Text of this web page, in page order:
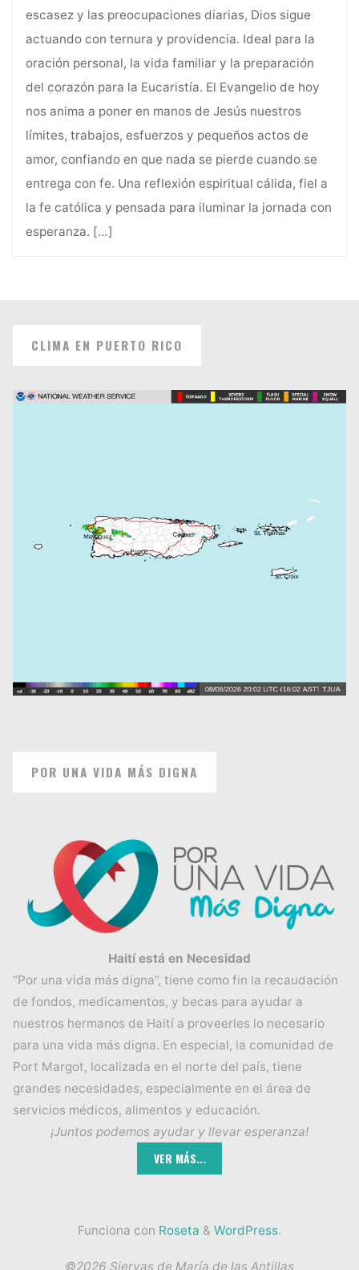
escasez y las preocupaciones diarias, Dios sigue
actuando con ternura y providencia. Ideal para la
oración personal, la vida familiar y la preparación
del corazón para la Eucaristía. El Evangelio de hoy
nos anima a poner en manos de Jesús nuestros
límites, trabajos, esfuerzos y pequeños actos de
amor, confiando en que nada se pierde cuando se
entrega con fe. Una reflexión espiritual cálida, fiel a
la fe católica y pensada para iluminar la jornada con
esperanza. […]
CLIMA EN PUERTO RICO
POR UNA VIDA MÁS DIGNA
Haití está en Necesidad
“Por una vida más digna”, tiene como fin la recaudación
de fondos, medicamentos, y becas para ayudar a
nuestros hermanos de Haití a proveerles lo necesario
para una vida más digna. En especial, la comunidad de
Port Margot, localizada en el norte del país, tiene
grandes necesidades, especialmente en el área de
servicios médicos, alimentos y educación.
¡Juntos podemos ayudar y llevar esperanza!
Funciona con Roseta & WordPress.
©2026 Siervas de María de las Antillas